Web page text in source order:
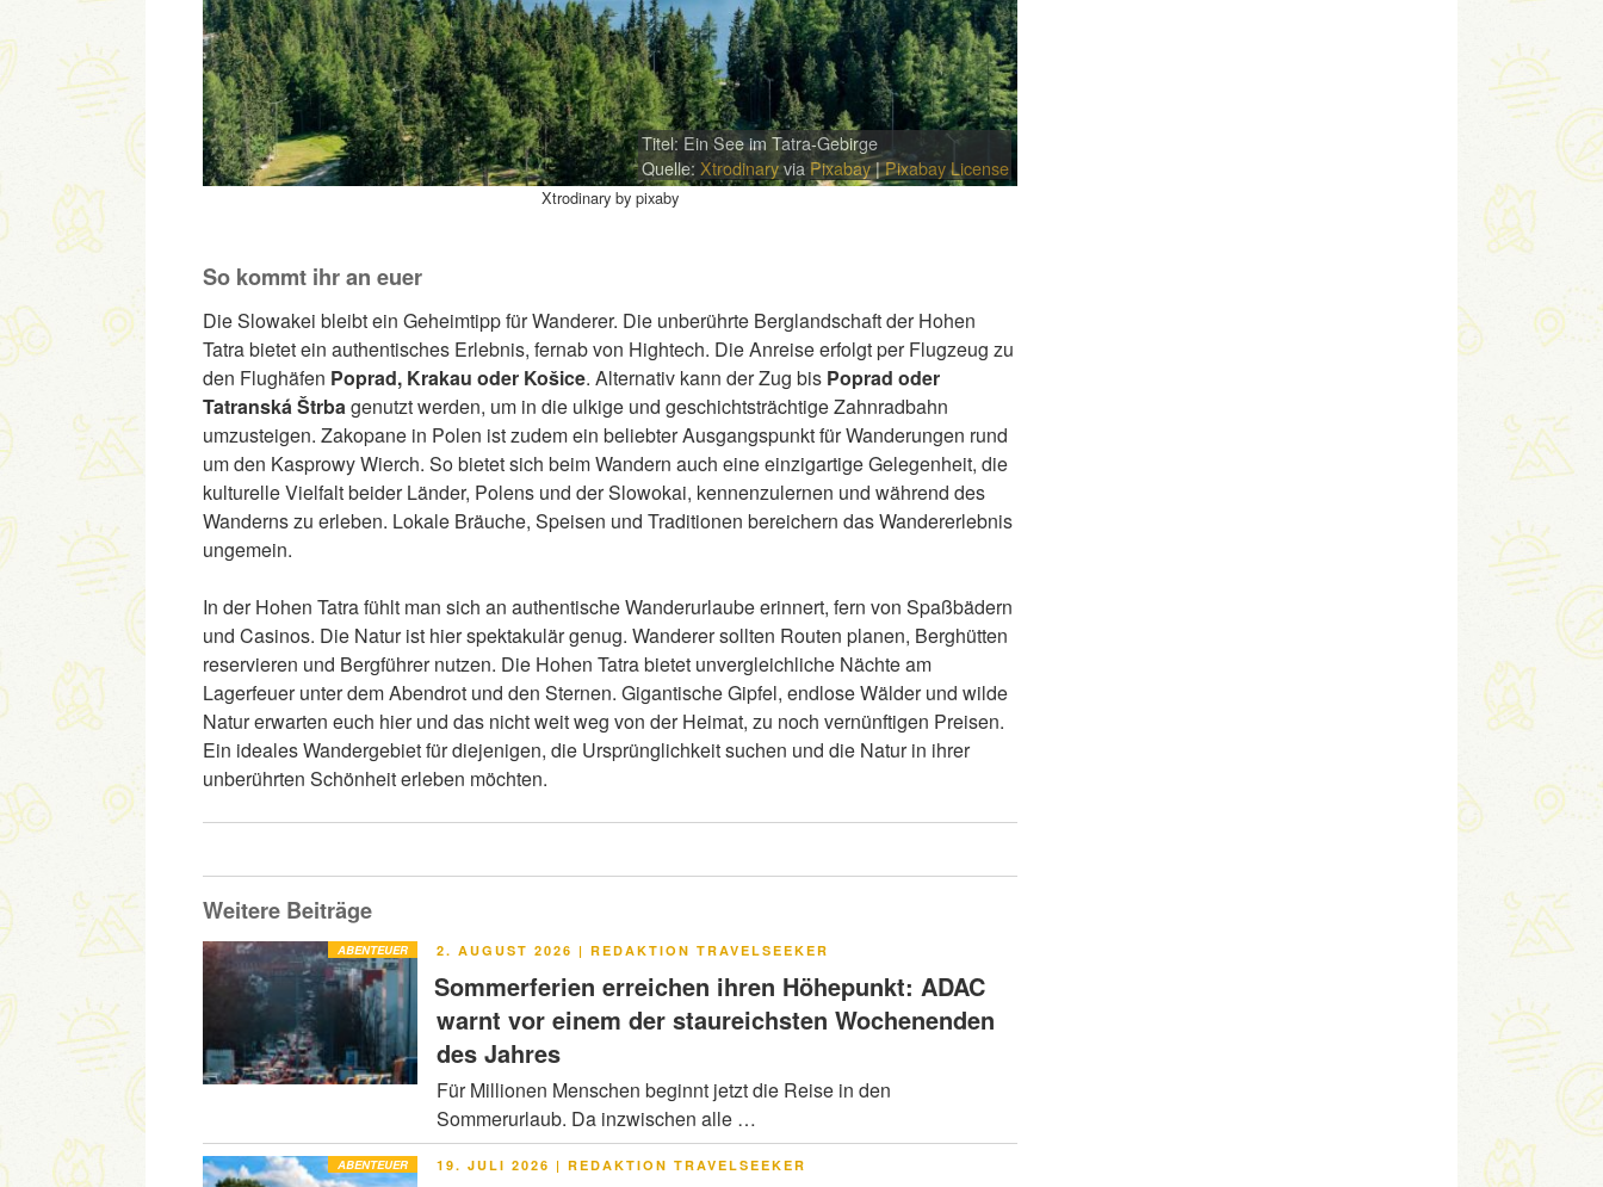
Titel: Ein See im Tatra-Gebirge
Quelle: Xtrodinaryvia Pixabay|Pixabay License
Xtrodinary by pixaby
So kommt ihr an euer
Die Slowakei bleibt ein Geheimtipp für Wanderer. Die unberührte Berglandschaft der Hohen
Tatra bietet ein authentisches Erlebnis, fernab von Hightech. Die Anreise erfolgt per Flugzeug zu
den Flughäfen Poprad, Krakau oder Košice. Alternativ kann der Zug bis Poprad oder
Tatranská Štrbagenutzt werden, um in die ulkige und geschichtsträchtige Zahnradbahn
umzusteigen. Zakopane in Polen ist zudem ein beliebter Ausgangspunkt für Wanderungen rund
um den Kasprowy Wierch. So bietet sich beim Wandern auch eine einzigartige Gelegenheit, die
kulturelle Vielfalt beider Länder, Polens und der Slowokai, kennenzulernen und während des
Wanderns zu erleben. Lokale Bräuche, Speisen und Traditionen bereichern das Wandererlebnis
ungemein.
In der Hohen Tatra fühlt man sich an authentische Wanderurlaube erinnert, fern von Spaßbädern
und Casinos. Die Natur ist hier spektakulär genug. Wanderer sollten Routen planen, Berghütten
reservieren und Bergführer nutzen. Die Hohen Tatra bietet unvergleichliche Nächte am
Lagerfeuer unter dem Abendrot und den Sternen. Gigantische Gipfel, endlose Wälder und wilde
Natur erwarten euch hier und das nicht weit weg von der Heimat, zu noch vernünftigen Preisen.
Ein ideales Wandergebiet für diejenigen, die Ursprünglichkeit suchen und die Natur in ihrer
unberührten Schönheit erleben möchten.
Weitere Beiträge
ABENTEUER
VERÖFFENTLICHT
2. AUGUST 2026 | REDAKTION TRAVELSEEKER
Sommerferien erreichen ihren Höhepunkt: ADAC
warnt vor einem der staureichsten Wochenenden
des Jahres
Für Millionen Menschen beginnt jetzt die Reise in den
Sommerurlaub. Da inzwischen alle …
ABENTEUER
VERÖFFENTLICHT
19. JULI 2026 | REDAKTION TRAVELSEEKER